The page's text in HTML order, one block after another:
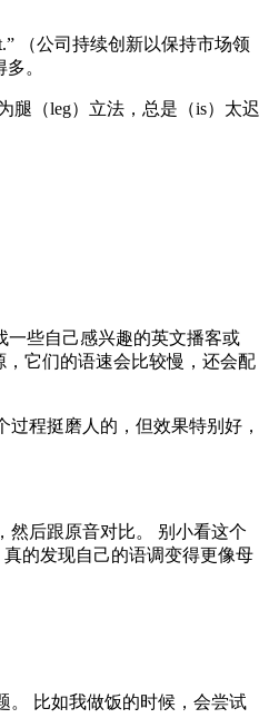
（公司持续创新以保持市场领
。
腿（leg）立法，总是（is）太迟
一些自己感兴趣的英文播客或
，它们的语速会比较慢，还会配
程挺磨人的，但效果特别好，
然后跟原音对比。 别小看这个
的发现自己的语调变得更像母
。 比如我做饭的时候，会尝试